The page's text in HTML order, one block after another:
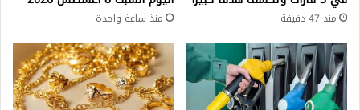
منذ 47 دقيقة منذ ساعة واحدة